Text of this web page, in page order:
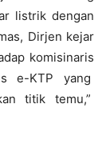
listrik dengan
Dirjen kejar
komisinaris
e-KTP yang
titik temu,”